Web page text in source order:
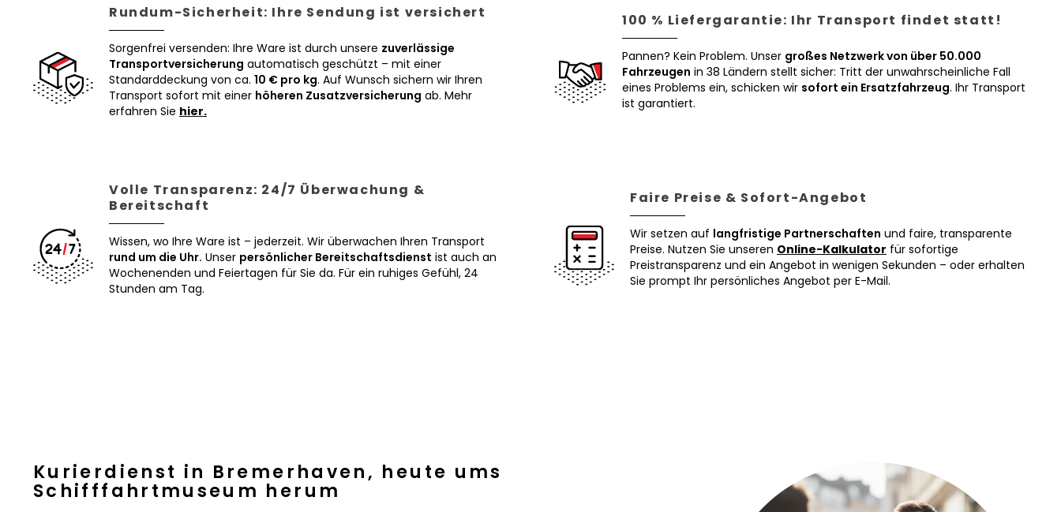
Rundum-Sicherheit: Ihre Sendung ist versichert
Sorgenfrei versenden: Ihre Ware ist durch unsere zuverlässige
Transportversicherung automatisch geschützt – mit einer
Standarddeckung von ca. 10 € pro kg. Auf Wunsch sichern wir Ihren
Transport sofort mit einer höheren Zusatzversicherung ab. Mehr
erfahren Sie hier.
100 % Liefergarantie: Ihr Transport findet statt!
Pannen? Kein Problem. Unser großes Netzwerk von über 50.000
Fahrzeugen in 38 Ländern stellt sicher: Tritt der unwahrscheinliche Fall
eines Problems ein, schicken wir sofort ein Ersatzfahrzeug. Ihr Transport
ist garantiert.
Volle Transparenz: 24/7 Überwachung &
Bereitschaft
Wissen, wo Ihre Ware ist – jederzeit. Wir überwachen Ihren Transport
rund um die Uhr. Unser persönlicher Bereitschaftsdienst ist auch an
Wochenenden und Feiertagen für Sie da. Für ein ruhiges Gefühl, 24
Stunden am Tag.
Faire Preise & Sofort-Angebot
Wir setzen auf langfristige Partnerschaften und faire, transparente
Preise. Nutzen Sie unseren Online-Kalkulator für sofortige
Preistransparenz und ein Angebot in wenigen Sekunden – oder erhalten
Sie prompt Ihr persönliches Angebot per E-Mail.
Kurierdienst in Bremerhaven, heute ums
Schifffahrtmuseum herum